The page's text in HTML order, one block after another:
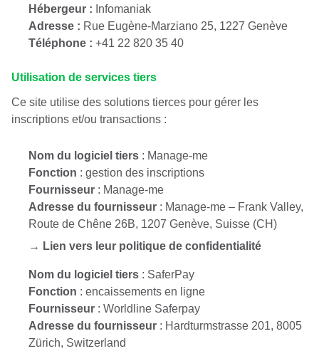
Hébergeur : Infomaniak
Adresse : Rue Eugène-Marziano 25, 1227 Genève
Téléphone : +41 22 820 35 40
Utilisation de services tiers
Ce site utilise des solutions tierces pour gérer les
inscriptions et/ou transactions :
Nom du logiciel tiers : Manage-me
Fonction : gestion des inscriptions
Fournisseur : Manage-me
Adresse du fournisseur : Manage-me – Frank Valley,
Route de Chêne 26B, 1207 Genève, Suisse (CH)
→ Lien vers leur politique de confidentialité
Nom du logiciel tiers : SaferPay
Fonction : encaissements en ligne
Fournisseur : Worldline Saferpay
Adresse du fournisseur : Hardturmstrasse 201, 8005
Zürich, Switzerland